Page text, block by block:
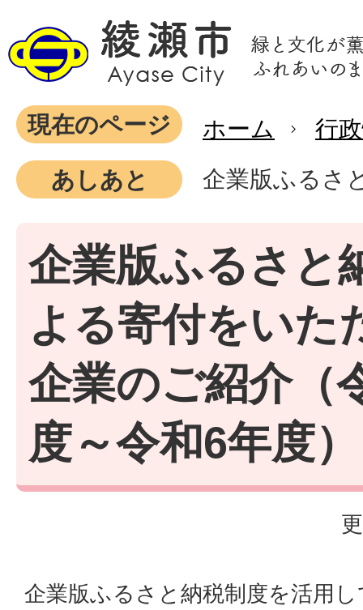
現在のページ ホーム
行
あしあと
企業版ふるさ
企業版ふるさと
よる寄付をいた
企業のご紹介（
度～令和6年度）
企業版ふるさと納税制度を活用